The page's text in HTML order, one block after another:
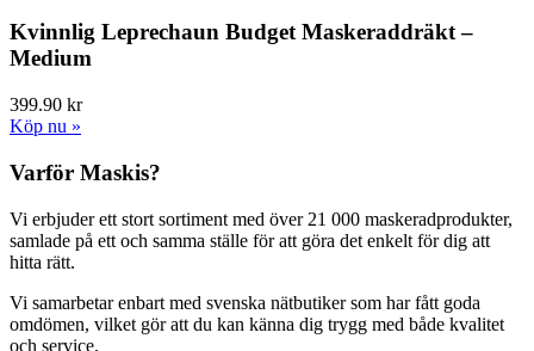
Kvinnlig Leprechaun Budget Maskeraddräkt –
Medium
399.90 kr
Köp nu »
Varför Maskis?
Vi erbjuder ett stort sortiment med över 21 000 maskeradprodukter,
samlade på ett och samma ställe för att göra det enkelt för dig att
hitta rätt.
Vi samarbetar enbart med svenska nätbutiker som har fått goda
omdömen, vilket gör att du kan känna dig trygg med både kvalitet
och service.